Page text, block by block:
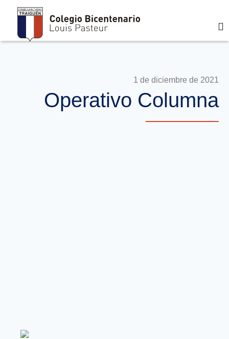
1 de diciembre de 2021
Operativo Columna